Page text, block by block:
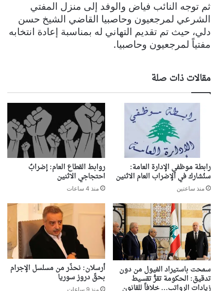
ثم توجه النائب فياض والوفد إلى منزل المفتي
الشرعي لمرجعيون وحاصبيا القاضي الشيخ حسن
دلي، حيث تم تقديم التهاني له بمناسبة إعادة انتخابه
مفتياً لمرجعيون وحاصبيا.
مقالات ذات صلة
رابطة موظفي الإدارة العامة:
سنُشارك في الإضراب العام الاثنين
منذ ساعتين
روابط القطاع العام: إضرابٌ
احتجاجي الاثنين
منذ 4 ساعات
سمحت باستيراد الفيول من دون
تدقيق: الحكومة تقرُّ تقسيط
زيادات الرواتب… خلافاً للقانون
أرسلان: نحذّر من مسلسل الإجرام
بحقّ دروز سوريا
منذ 9 ساعات